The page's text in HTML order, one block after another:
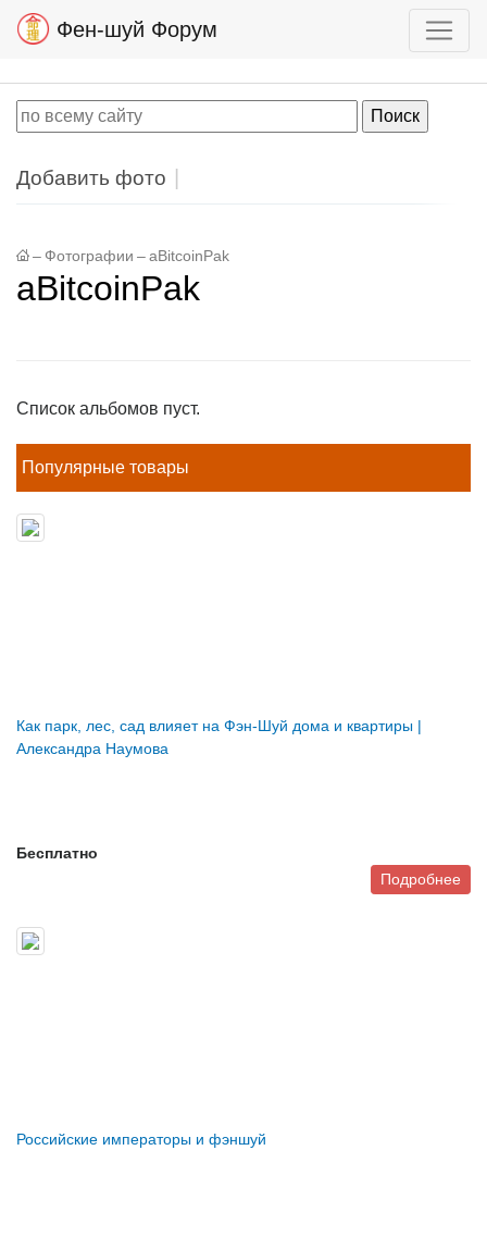
Фен-шуй Форум
Добавить фото
– Фотографии – aBitcoinPak
aBitcoinPak
Список альбомов пуст.
Популярные товары
Как парк, лес, сад влияет на Фэн-Шуй дома и квартиры |
Александра Наумова
Бесплатно
Подробнее
Российские императоры и фэншуй